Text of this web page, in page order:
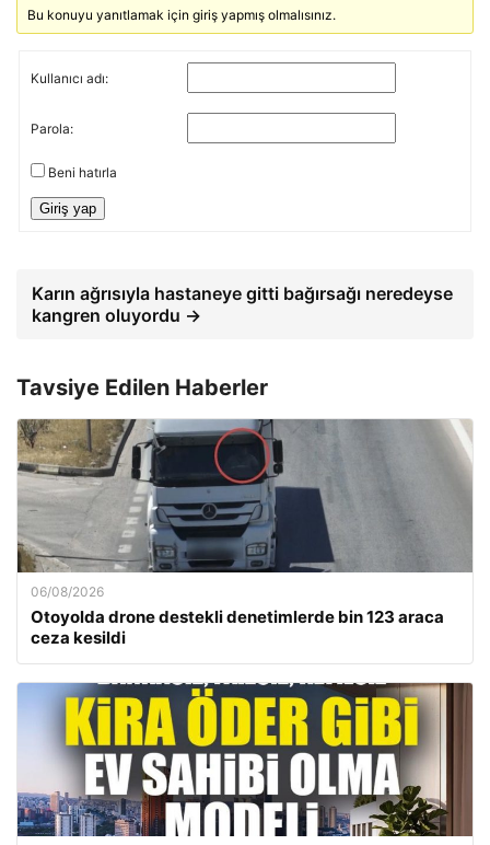
Bu konuyu yanıtlamak için giriş yapmış olmalısınız.
Kullanıcı adı:
Parola:
Beni hatırla
Giriş yap
Karın ağrısıyla hastaneye gitti bağırsağı neredeyse
kangren oluyordu →
Tavsiye Edilen Haberler
06/08/2026
Otoyolda drone destekli denetimlerde bin 123 araca
ceza kesildi